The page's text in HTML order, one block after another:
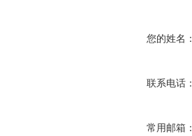
您的姓名：
联系电话：
常用邮箱：